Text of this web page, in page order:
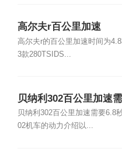
高尔夫r百公里加速
高尔夫r的百公里加速时间为
3款280TSIDS...
贝纳利302百公里加速
贝纳利302百公里加速需要6.8
02机车的动力介绍以...